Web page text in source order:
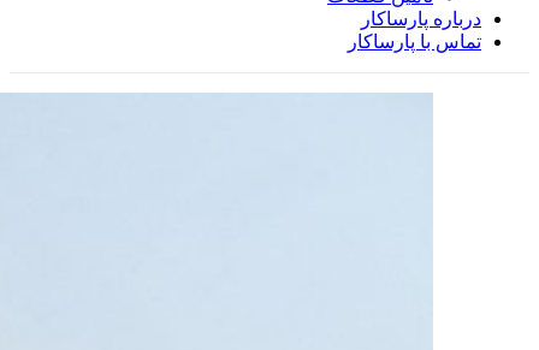
درباره پارساکار
تماس با پارساکار